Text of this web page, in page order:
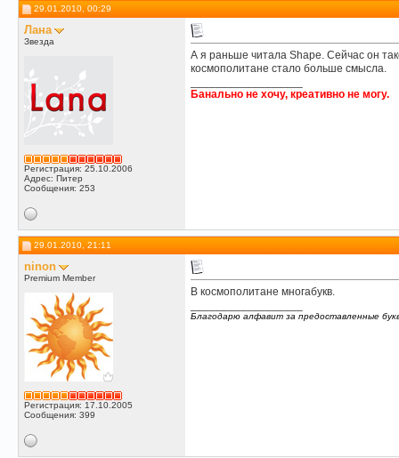
29.01.2010, 00:29
Лана
Звезда
Регистрация: 25.10.2006
Адрес: Питер
Сообщения: 253
А я раньше читала Shape. Сейчас он
космополитане стало больше смысла.
Банально не хочу, креативно не могу.
29.01.2010, 21:11
ninon
Premium Member
Регистрация: 17.10.2005
Сообщения: 399
В космополитане многабукв.
Благодарю алфавит за предоставленные